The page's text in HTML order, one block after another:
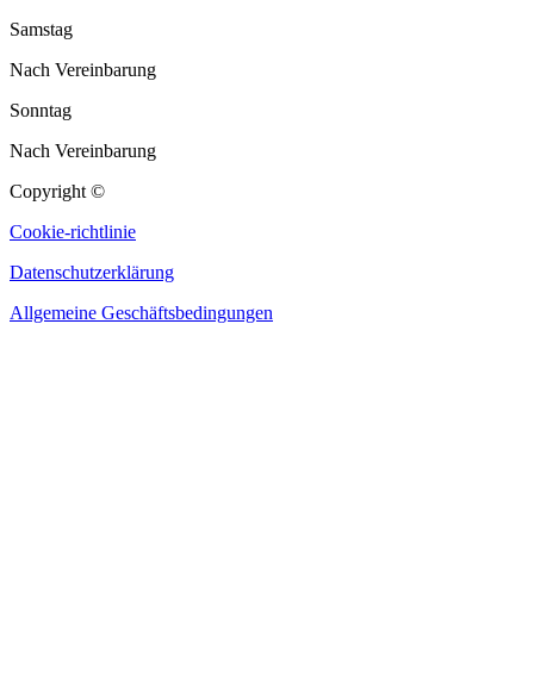
Samstag
Nach Vereinbarung
Sonntag
Nach Vereinbarung
Copyright ©
Cookie-richtlinie
Datenschutzerklärung
Allgemeine Geschäftsbedingungen